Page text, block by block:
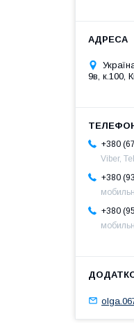
9в, к.100,
+380
Viber,
+380
+380